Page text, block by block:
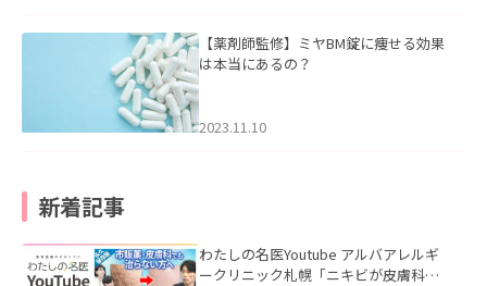
【薬剤師監修】ミヤBM錠に痩せる効果
は本当にあるの？
2023.11.10
新着記事
わたしの名医Youtube アルバアレルギ
ークリニック札幌「ニキビが皮膚科で